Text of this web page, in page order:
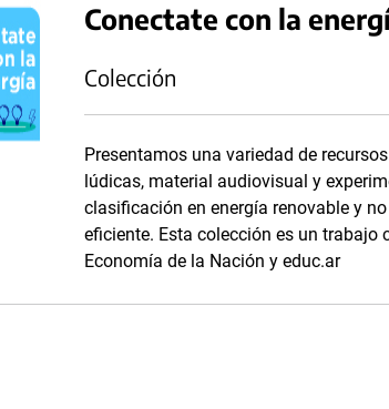
Conectate con la
Colección
Presentamos una variedad de
lúdicas, material audiovisual y
clasificación en energía renovable y
eficiente. Esta colección es un trabajo
Economía de la Nación y educ.ar